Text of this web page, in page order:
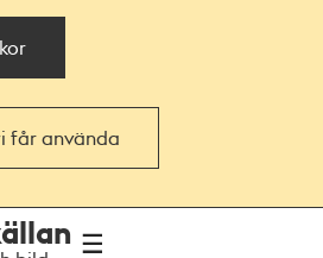
får använda